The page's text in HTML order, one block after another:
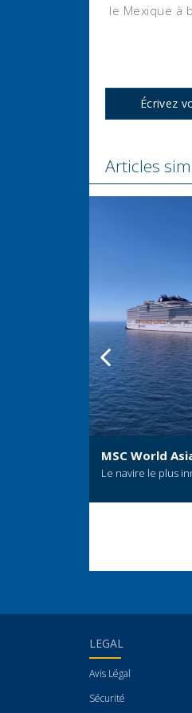
le Mexique à
Écrivez
Articles
MSC World
Le navire le plus
LEGAL
Avis Légal
Sécurité